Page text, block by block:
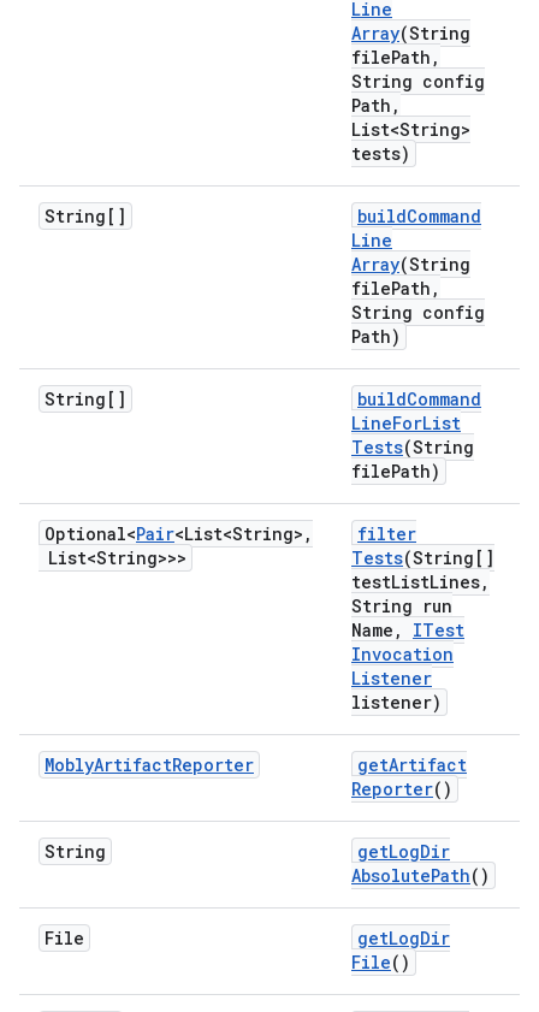
Line
Array(String
filePath ,
String config
Path ,
List<String>
tests)
String[] buildCommand
Line
Array(String
filePath ,
String config
Path)
String[] buildCommand
LineForList
Tests(String
filePath)
Optional<Pair<List<String> ,
List<String>>>
filter
Tests(String[]
testListLines,
String run
Name ,
ITest
Invocation
Listener
listener)
MoblyArtifactReporter getArtifact
Reporter()
String getLogDir
AbsolutePath()
File getLogDir
File()